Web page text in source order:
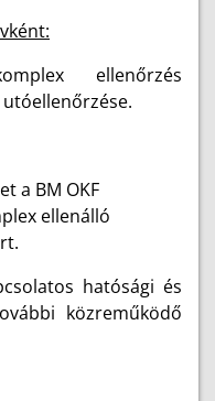
ellenőrzés
a BM OKF
ellenálló
hatósági és
közreműködő